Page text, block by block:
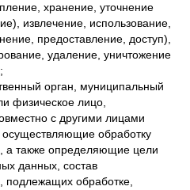
хранение, уточнение
извлечение, использование,
предоставление, доступ),
удаление, уничтожение
орган, муниципальный
физическое лицо,
с другими лицами
обработку
а также определяющие цели
данных, состав
подлежащих обработке,